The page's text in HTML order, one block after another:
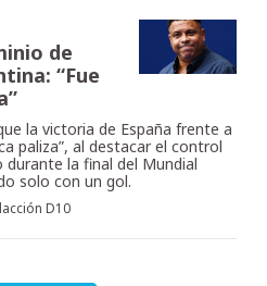
de
“Fue
la victoria de España frente a
paliza”, al destacar el control
la final del Mundial
solo con un gol.
D10